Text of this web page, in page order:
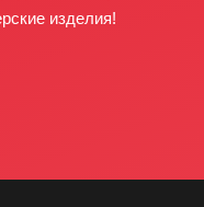
изделия!